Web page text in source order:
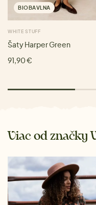
BIOBAVLNA
WHITE STUFF
Šaty Harper Green
91,90 €
Viac od značky